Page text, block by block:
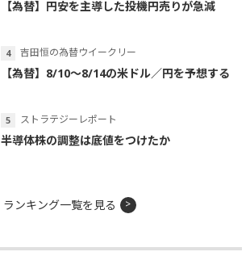
【為替】円安を主導した投機円売りが急減
吉田恒の為替ウイークリー
【為替】8/10～8/14の米ドル／円を予想する
ストラテジーレポート
半導体株の調整は底値をつけたか
ランキング一覧を見る